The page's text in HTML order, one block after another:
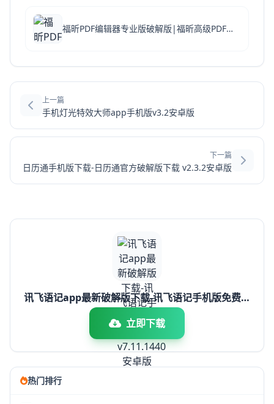
福昕PDF编辑器专业版破解版|福昕高级PDF编辑器专业版破解版 V2026.4.0.27683 免激活码版下载
上一篇
手机灯光特效大师app手机版v3.2安卓版
下一篇
日历通手机版下载-日历通官方破解版下载 v2.3.2安卓版
讯飞语记app最新破解版下载-讯飞语记手机版免费下
载 v7.11.1440安卓版
立即下载
热门排行